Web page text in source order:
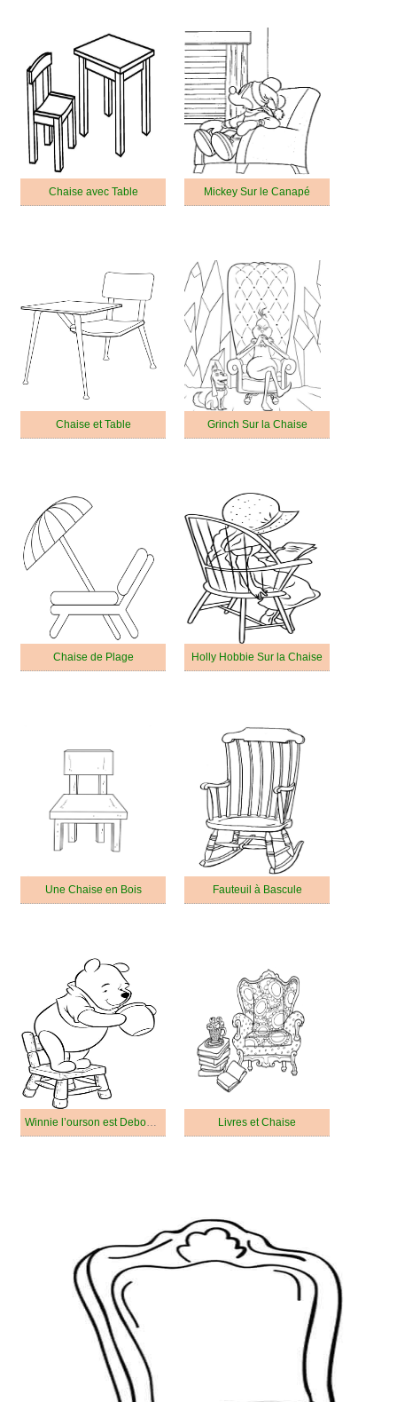
Chaise avec Table Mickey Sur le Canapé
Chaise et Table Grinch Sur la Chaise
Chaise de Plage Holly Hobbie Sur la Chaise
Une Chaise en Bois Fauteuil à Bascule
Winnie l’ourson est Debout Sur la Chaise Livres et Chaise